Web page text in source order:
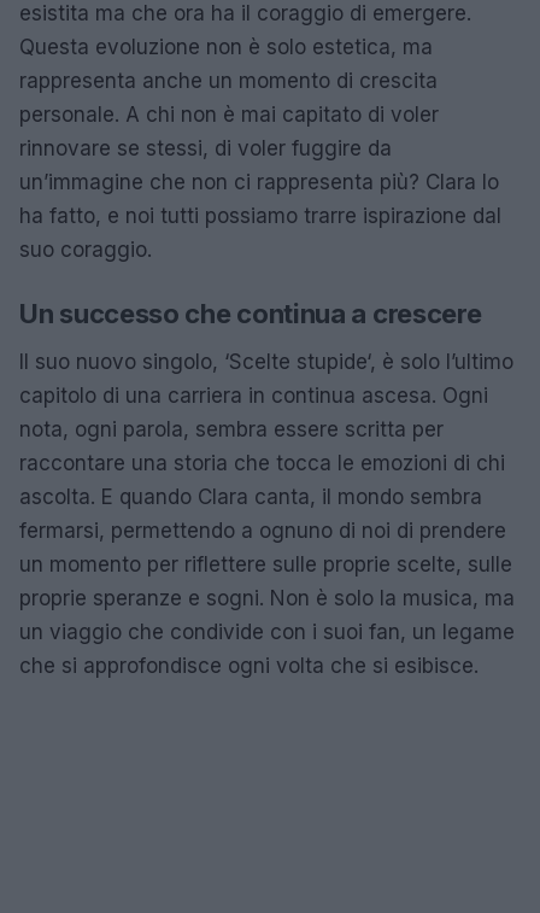
esistita ma che ora ha il coraggio di emergere.
Questa evoluzione non è solo estetica, ma
rappresenta anche un momento di crescita
personale. A chi non è mai capitato di voler
rinnovare se stessi, di voler fuggire da
un’immagine che non ci rappresenta più? Clara lo
ha fatto, e noi tutti possiamo trarre ispirazione dal
suo coraggio.
Un successo che continua a crescere
Il suo nuovo singolo, ‘Scelte stupide‘, è solo l’ultimo
capitolo di una carriera in continua ascesa. Ogni
nota, ogni parola, sembra essere scritta per
raccontare una storia che tocca le emozioni di chi
ascolta. E quando Clara canta, il mondo sembra
fermarsi, permettendo a ognuno di noi di prendere
un momento per riflettere sulle proprie scelte, sulle
proprie speranze e sogni. Non è solo la musica, ma
un viaggio che condivide con i suoi fan, un legame
che si approfondisce ogni volta che si esibisce.